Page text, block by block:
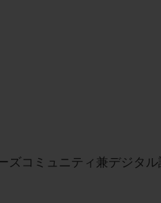
コミュニティ兼デジタ